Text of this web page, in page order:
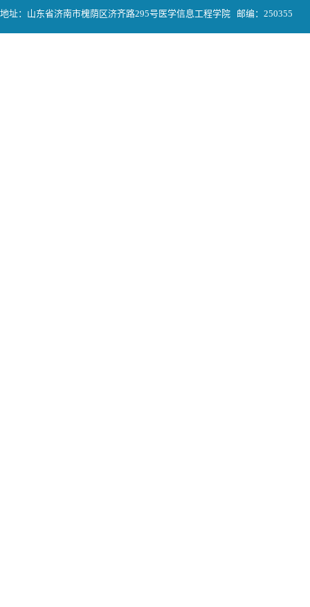
地址：山东省济南市槐荫区济齐路295号医学信息工程学院 邮编：250355